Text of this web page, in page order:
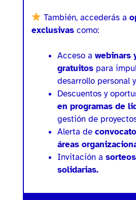
También, accederás a
exclusivascomo:
Acceso a webinars
gratuitos para
desarrollo personal
Descuentos y
en programas de
gestión de
Alerta de
áreas
Invitación a
solidarias.